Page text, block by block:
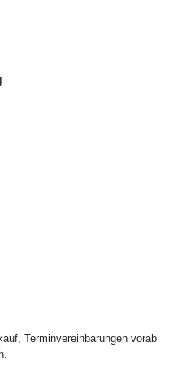
Terminvereinbarungen vorab